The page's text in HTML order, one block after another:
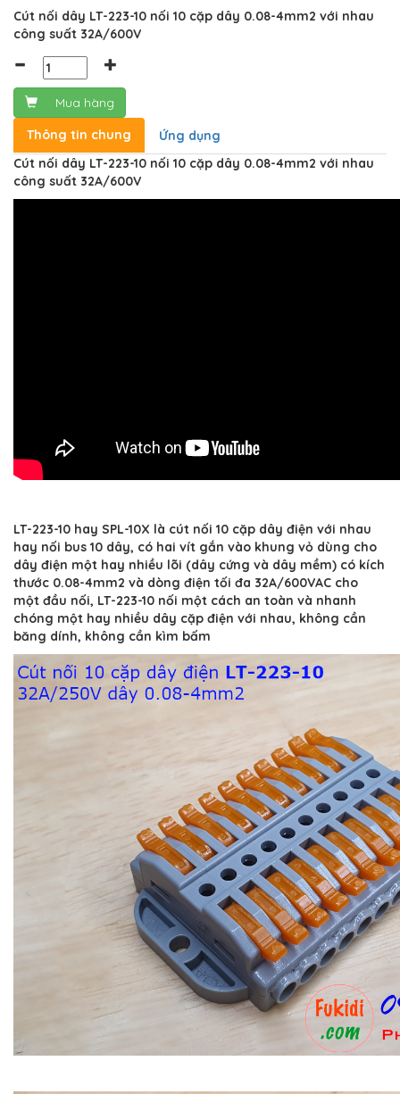
Cút nối dây LT-223-10 nối 10 cặp dây 0.08-4mm2 với nhau
công suất 32A/600V
Mua hàng
Thông tin chung
Ứng dụng
Cút nối dây LT-223-10 nối 10 cặp dây 0.08-4mm2 với nhau
công suất 32A/600V
LT-223-10 hay SPL-10X là cút nối 10 cặp dây điện với nhau
hay nối bus 10 dây, có hai vít gắn vào khung vỏ dùng cho
dây điện một hay nhiều lõi (dây cứng và dây mềm) có kích
thước 0.08-4mm2 và dòng điện tối đa 32A/600VAC cho
một đầu nối, LT-223-10 nối một cách an toàn và nhanh
chóng một hay nhiều dây cặp điện với nhau, không cần
băng dính, không cần kìm bấm